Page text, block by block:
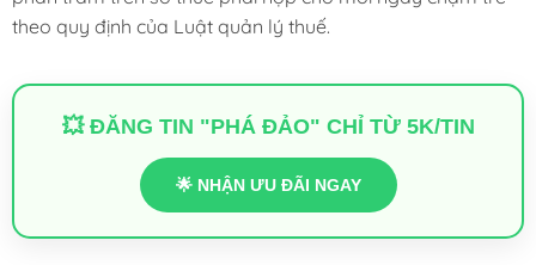
theo quy định của Luật quản lý thuế.
💥 ĐĂNG TIN "PHÁ ĐẢO" CHỈ TỪ 5K/TIN
🌟 NHẬN ƯU ĐÃI NGAY